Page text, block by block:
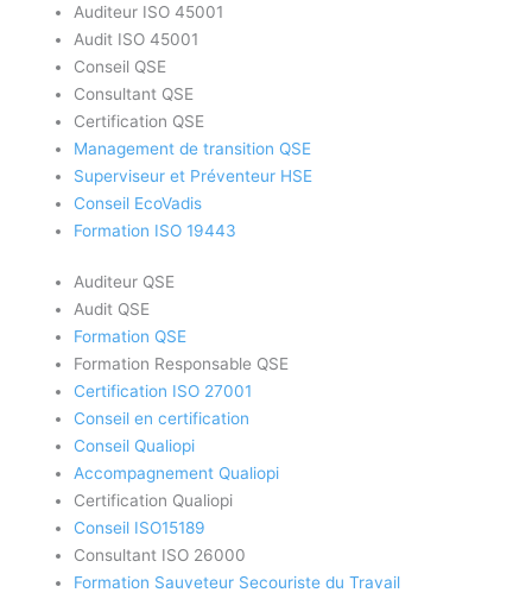
Auditeur ISO 45001
Audit ISO 45001
Conseil QSE
Consultant QSE
Certification QSE
Management de transition QSE
Superviseur et Préventeur HSE
Conseil EcoVadis
Formation ISO 19443
Auditeur QSE
Audit QSE
Formation QSE
Formation Responsable QSE
Certification ISO 27001
Conseil en certification
Conseil Qualiopi
Accompagnement Qualiopi
Certification Qualiopi
Conseil ISO15189
Consultant ISO 26000
Formation Sauveteur Secouriste du Travail